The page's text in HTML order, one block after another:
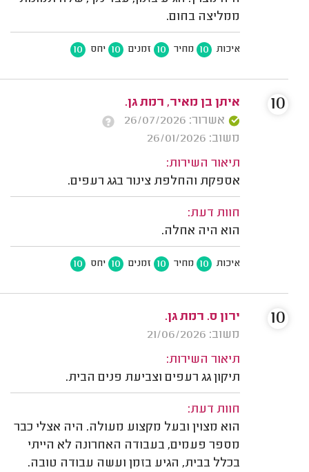
ממליצה בחום.
איכות 10 מחיר 10 זמנים 10 יחס 10
איתן בן מאיר, רמת גן.
אשרור: 26/07/2026
משוב: 26/01/2026
תיאור השירות:
אספקת והחלפת צינור בגג רעפים.
חוות דעת:
הוא היה אחלה.
איכות 10 מחיר 10 זמנים 10 יחס 10
10
ירון ס. רמת גן.
משוב: 21/06/2026
תיאור השירות:
תיקון גג רעפים וצביעת פנים הבית.
חוות דעת:
הוא מצוין ובעל מקצוע מעולה. היה אצלי כבר
מספר פעמים, בעבודה האחרונה לא הייתי
בכלל בבית, הגיע בזמן ועשה עבודה טובה.
10